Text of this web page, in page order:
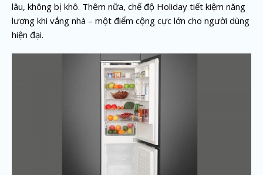
lâu, không bị khô. Thêm nữa, chế độ Holiday tiết kiệm năng
lượng khi vắng nhà – một điểm cộng cực lớn cho người dùng
hiện đại.